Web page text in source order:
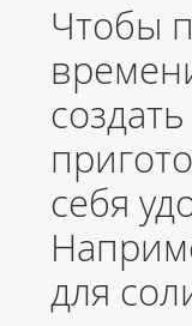
Чтобы
себя
для